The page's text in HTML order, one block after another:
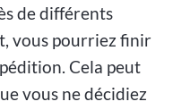
de différents
vous pourriez finir
Cela peut
vous ne décidiez